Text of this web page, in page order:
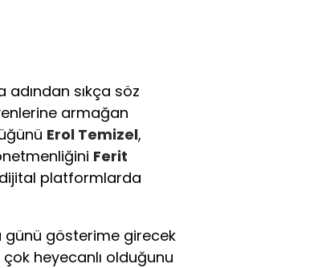
adından sıkça söz
armağan
Erol Temizel,
Ferit
platformlarda
günü gösterime girecek
heyecanlı olduğunu